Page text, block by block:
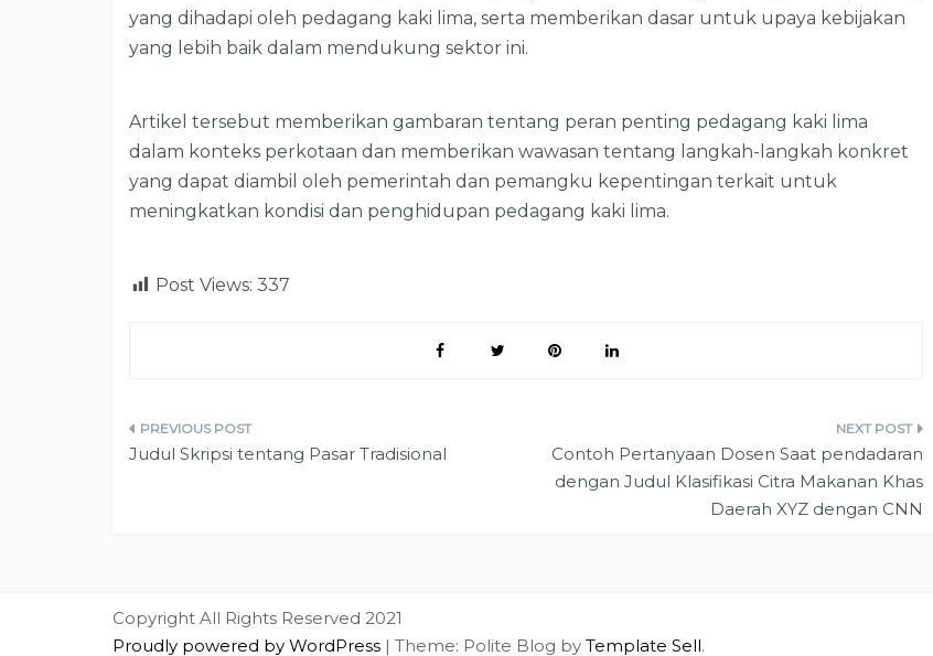
yang dihadapi oleh pedagang kaki lima, serta memberikan dasar untuk upaya kebijakan
yang lebih baik dalam mendukung sektor ini.
Artikel tersebut memberikan gambaran tentang peran penting pedagang kaki lima
dalam konteks perkotaan dan memberikan wawasan tentang langkah-langkah konkret
yang dapat diambil oleh pemerintah dan pemangku kepentingan terkait untuk
meningkatkan kondisi dan penghidupan pedagang kaki lima.
Post Views: 337
Post
Judul Skripsi tentang Pasar Tradisional
Contoh Pertanyaan Dosen Saat pendadaran
dengan Judul Klasifikasi Citra Makanan Khas
Daerah XYZ dengan CNN
Copyright All Rights Reserved 2021
Proudly powered by WordPress | Theme: Polite Blog by Template Sell.